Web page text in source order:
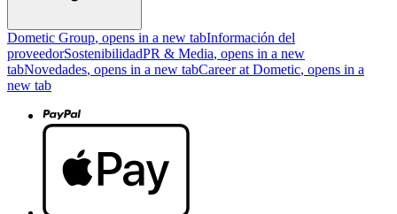
Dometic Group, opens in a new tabInformación del
proveedorSostenibilidadPR & Media, opens in a new
tabNovedades, opens in a new tabCareer at Dometic, opens in a
new tab